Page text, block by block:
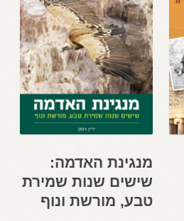
מנגינת האדמה:
שישים שנות שמירת
טבע, מורשת ונוף